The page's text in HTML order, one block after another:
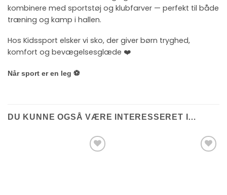
kombinere med sportstøj og klubfarver — perfekt til både
træning og kamp i hallen.
Hos Kidssport elsker vi sko, der giver børn tryghed,
komfort og bevægelsesglæde ❤️
Når sport er en leg ⚽
DU KUNNE OGSÅ VÆRE INTERESSERET I…